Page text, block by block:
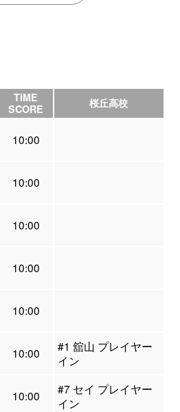
TIME
SCORE
桜丘高校
10:00
10:00
10:00
10:00
10:00
10:00
#1 舘山 プレイヤー
イン
10:00
#7 セイ プレイヤー
イン